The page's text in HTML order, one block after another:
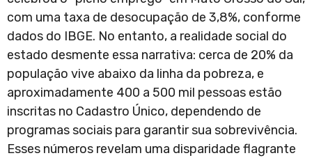
com uma taxa de desocupação de 3,8%, conforme
dados do IBGE. No entanto, a realidade social do
estado desmente essa narrativa: cerca de 20% da
população vive abaixo da linha da pobreza, e
aproximadamente 400 a 500 mil pessoas estão
inscritas no Cadastro Único, dependendo de
programas sociais para garantir sua sobrevivência.
Esses números revelam uma disparidade flagrante